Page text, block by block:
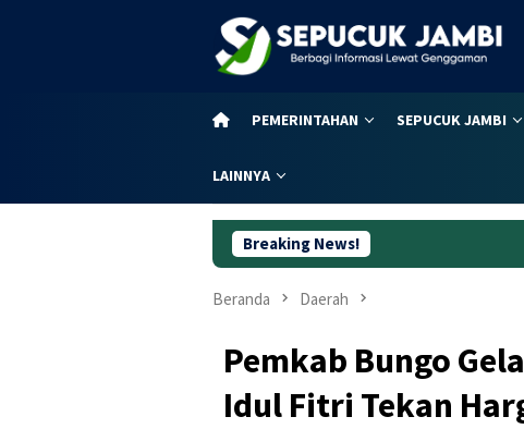
PEMERINTAHAN SEPUCUK JAMBI
LAINNYA
Breaking News! Dugaan
Beranda Daerah
Pemkab Bungo
Idul Fitri Tekan